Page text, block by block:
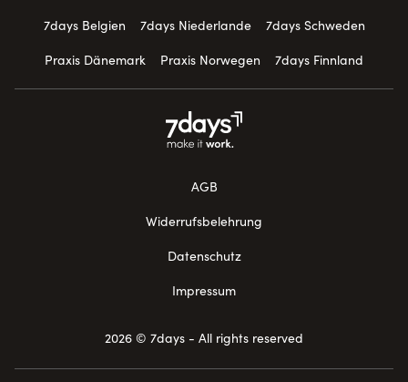
7days Belgien
7days Niederlande
7days Schweden
Praxis Dänemark
Praxis Norwegen 7days Finnland
AGB
Widerrufsbelehrung
Datenschutz
Impressum
2026 © 7days - All rights reserved